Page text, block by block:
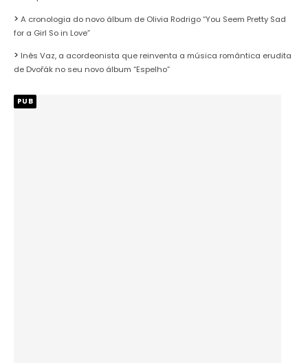
A cronologia do novo álbum de Olivia Rodrigo “You Seem Pretty Sad
for a Girl So in Love”
Inês Vaz, a acordeonista que reinventa a música romântica erudita
de Dvořák no seu novo álbum “Espelho”
PUB